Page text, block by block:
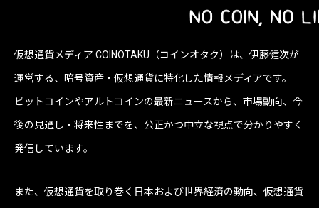
仮想通貨メディア COINOTAKU（コインオタク）は、伊藤健次が
運営する、暗号資産・仮想通貨に特化した情報メディアです。
ビットコインやアルトコインの最新ニュースから、市場動向、今
後の見通し・将来性までを、公正かつ中立な視点で分かりやすく
発信しています。
また、仮想通貨を取り巻く日本および世界経済の動向、仮想通貨